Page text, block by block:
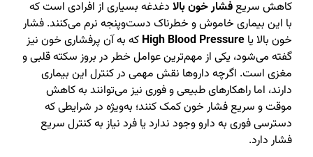
کاهش سریعفشار خون بالا دغدغه بسیاری از افرادی است که
با این بیماری خاموش و خطرناک دست‌وپنجه نرم می‌کنند. فشار
خون بالا یا High Blood Pressure که به آن پرفشاری خون نیز
گفته می‌شود، یکی از مهم‌ترین عوامل خطر در بروز سکته قلبی و
مغزی است. اگرچه داروها نقش مهمی در کنترل این بیماری
دارند، اما راهکارهای طبیعی و فوری نیز می‌توانند به کاهش
موقت و سریع فشار خون کمک کنند؛ به‌ویژه در شرایطی که
دسترسی فوری به دارو وجود ندارد یا فرد نیاز به کنترل سریع
فشار دارد.